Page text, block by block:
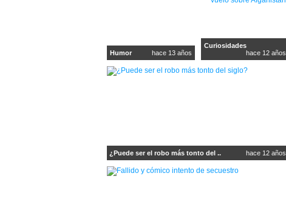
Humor hace 13 años
Curiosidades
hace 12 años
¿Puede ser el robo más tonto del .. hace 12 años